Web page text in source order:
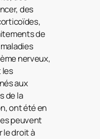
des
de
nerveux,
les
aux
de la
ont été en
peuvent
le droit à